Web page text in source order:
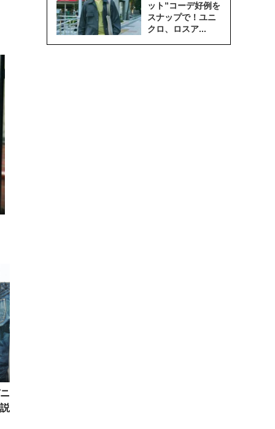
ット”コーデ好例を
スナップで！ユニ
クロ、ロスア...